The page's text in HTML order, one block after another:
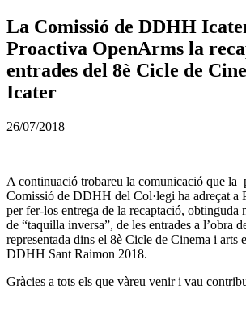
La Comissió de DDHH
Proactiva OpenArms la
entrades del 8è Cicle de
Icater
26/07/2018
A continuació trobareu la comunicació que la
Comissió de DDHH del Col·legi ha adreçat a
per fer-los entrega de la recaptació, obtinguda
de “taquilla inversa”, de les entrades a l’obra
representada dins el 8è Cicle de Cinema i arts
DDHH Sant Raimon 2018.
Gràcies a tots els que vàreu venir i vau